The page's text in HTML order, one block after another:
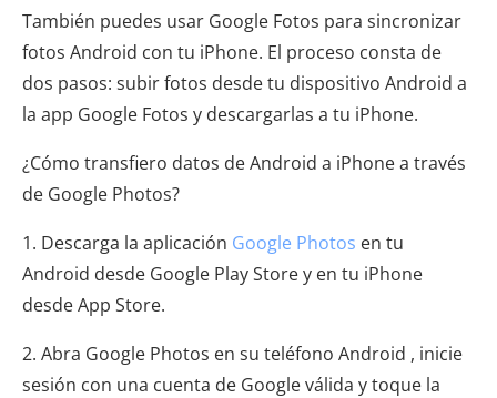
También puedes usar Google Fotos para sincronizar
fotos Android con tu iPhone. El proceso consta de
dos pasos: subir fotos desde tu dispositivo Android a
la app Google Fotos y descargarlas a tu iPhone.
¿Cómo transfiero datos de Android a iPhone a través
de Google Photos?
1. Descarga la aplicación Google Photos en tu
Android desde Google Play Store y en tu iPhone
desde App Store.
2. Abra Google Photos en su teléfono Android , inicie
sesión con una cuenta de Google válida y toque la